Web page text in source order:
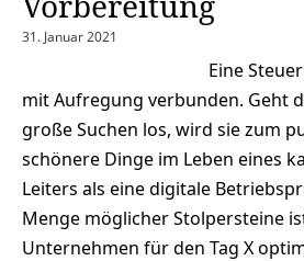
31. Januar 2021
Eine
mit Aufregung verbunden. Geht
große Suchen los, wird sie zum
schönere Dinge im Leben eines
Leiters als eine digitale
Menge möglicher Stolpersteine
Unternehmen für den Tag X